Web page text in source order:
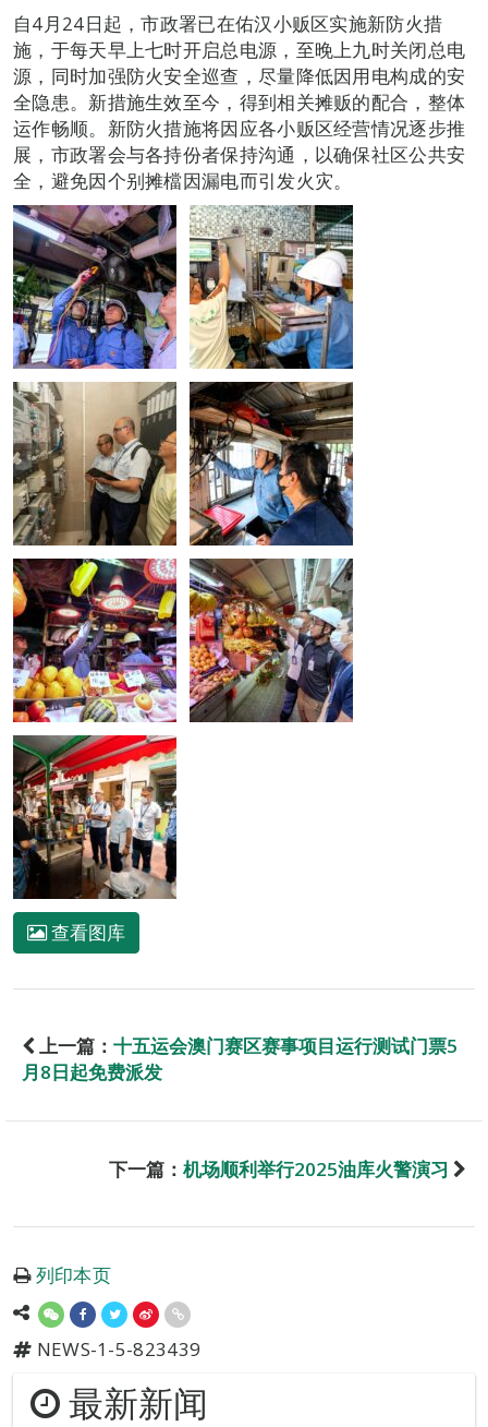
自4月24日起，市政署已在佑汉小贩区实施新防火措
施，于每天早上七时开启总电源，至晚上九时关闭总电
源，同时加强防火安全巡查，尽量降低因用电构成的安
全隐患。新措施生效至今，得到相关摊贩的配合，整体
运作畅顺。新防火措施将因应各小贩区经营情况逐步推
展，市政署会与各持份者保持沟通，以确保社区公共安
全，避免因个别摊檔因漏电而引发火灾。
查看图库
上一篇： 十五运会澳门赛区赛事项目运行测试门票5
月8日起免费派发
下一篇： 机场顺利举行2025油库火警演习
列印本页
NEWS-1-5-823439
最新新闻